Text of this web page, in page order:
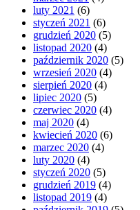
luty 2021 (6)
styczeń 2021 (6)
grudzień 2020 (5)
listopad 2020 (4)
październik 2020 (5)
wrzesień 2020 (4)
sierpień 2020 (4)
lipiec 2020 (5)
czerwiec 2020 (4)
maj 2020 (4)
kwiecień 2020 (6)
marzec 2020 (4)
luty 2020 (4)
styczeń 2020 (5)
grudzień 2019 (4)
listopad 2019 (4)